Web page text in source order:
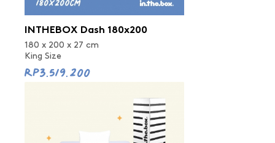
INTHEBOX Dash 180x200
180 x 200 x 27 cm
King Size
Rp3.519.200